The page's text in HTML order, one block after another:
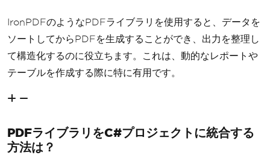
IronPDFのようなPDFライブラリを使用すると、データを
ソートしてからPDFを生成することができ、出力を整理し
て構造化するのに役立ちます。これは、動的なレポートや
テーブルを作成する際に特に有用です。
PDFライブラリをC#プロジェクトに統合する
方法は？